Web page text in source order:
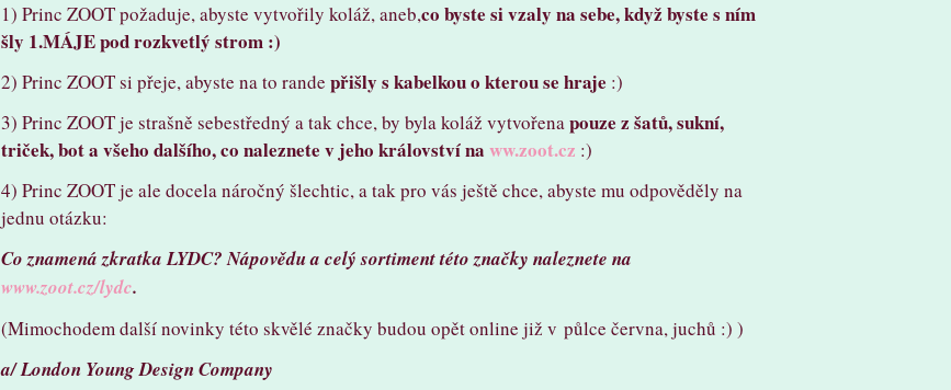
1) Princ ZOOT požaduje, abyste vytvořily koláž, aneb,co byste si vzaly na sebe, když byste s ním
šly 1.MÁJE pod rozkvetlý strom :)
2) Princ ZOOT si přeje, abyste na to rande přišly s kabelkou o kterou se hraje :)
3) Princ ZOOT je strašně sebestředný a tak chce, by byla koláž vytvořenapouze z šatů, sukní,
triček, bot a všeho dalšího, co naleznete v jeho království na ww.zoot.cz :)
4) Princ ZOOT je ale docela náročný šlechtic, a tak pro vás ještě chce, abyste mu odpověděly na
jednu otázku:
Co znamená zkratka LYDC? Nápovědu a celý sortiment této značky naleznete na
www.zoot.cz/lydc.
(Mimochodem další novinky této skvělé značky budou opět online již v půlce června, juchů :) )
a/ London Young Design Company